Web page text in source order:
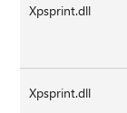
Xpsprint.dll
Xpsprint.dll